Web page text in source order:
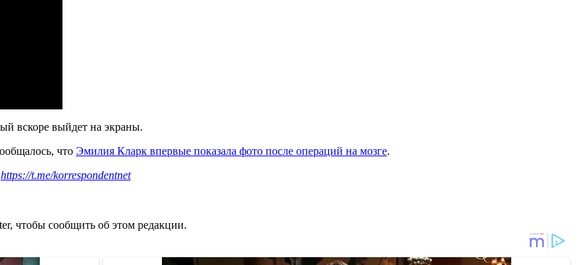
вскоре выйдет на экраны.
что Эмилия Кларк впервые показала фото после операций на мозге.
https://t.me/korrespondentnet
чтобы сообщить об этом редакции.